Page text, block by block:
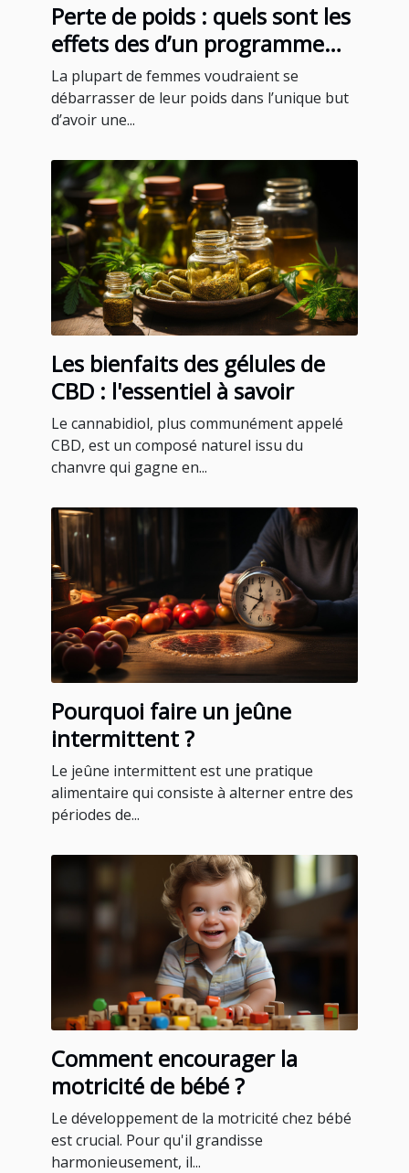
Perte de poids : quels sont les
effets des d’un programme
minceur pour femmes ?
La plupart de femmes voudraient se
débarrasser de leur poids dans l’unique but
d’avoir une...
Les bienfaits des gélules de
CBD : l'essentiel à savoir
Le cannabidiol, plus communément appelé
CBD, est un composé naturel issu du
chanvre qui gagne en...
Pourquoi faire un jeûne
intermittent ?
Le jeûne intermittent est une pratique
alimentaire qui consiste à alterner entre des
périodes de...
Comment encourager la
motricité de bébé ?
Le développement de la motricité chez bébé
est crucial. Pour qu'il grandisse
harmonieusement, il...